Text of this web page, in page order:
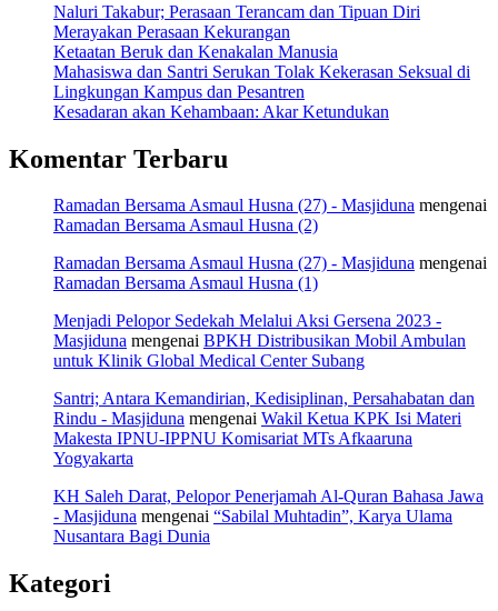
Naluri Takabur; Perasaan Terancam dan Tipuan Diri
Merayakan Perasaan Kekurangan
Ketaatan Beruk dan Kenakalan Manusia
Mahasiswa dan Santri Serukan Tolak Kekerasan Seksual di
Lingkungan Kampus dan Pesantren
Kesadaran akan Kehambaan: Akar Ketundukan
Komentar Terbaru
Ramadan Bersama Asmaul Husna (27) - Masjiduna mengenai
Ramadan Bersama Asmaul Husna (2)
Ramadan Bersama Asmaul Husna (27) - Masjiduna mengenai
Ramadan Bersama Asmaul Husna (1)
Menjadi Pelopor Sedekah Melalui Aksi Gersena 2023 -
Masjiduna mengenai BPKH Distribusikan Mobil Ambulan
untuk Klinik Global Medical Center Subang
Santri; Antara Kemandirian, Kedisiplinan, Persahabatan dan
Rindu - Masjiduna mengenai Wakil Ketua KPK Isi Materi
Makesta IPNU-IPPNU Komisariat MTs Afkaaruna
Yogyakarta
KH Saleh Darat, Pelopor Penerjamah Al-Quran Bahasa Jawa
- Masjiduna mengenai “Sabilal Muhtadin”, Karya Ulama
Nusantara Bagi Dunia
Kategori